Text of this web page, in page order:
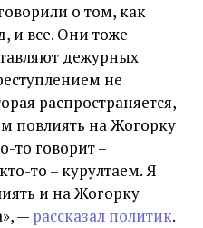
о том, как
и все. Они тоже
дежурных
не
распространяется,
повлиять на Жогорку
то говорит –
то – курултаем. Я
и на Жогорку
— рассказал политик.